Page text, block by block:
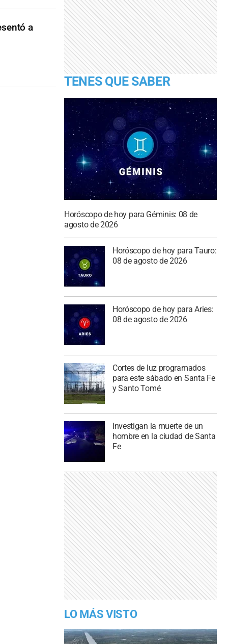
a
TENES QUE SABER
Horóscopo de hoy para Géminis: 08 de
agosto de 2026
Horóscopo de hoy para Tauro:
08 de agosto de 2026
Horóscopo de hoy para Aries:
08 de agosto de 2026
Cortes de luz programados
para este sábado en Santa Fe
y Santo Tomé
Investigan la muerte de un
hombre en la ciudad de Santa
Fe
LO MÁS VISTO